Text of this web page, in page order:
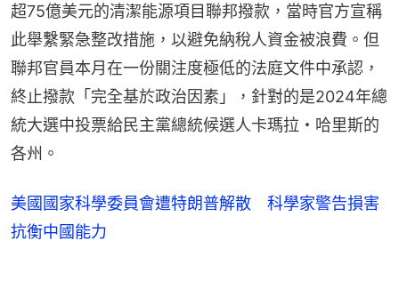
超75億美元的清潔能源項目聯邦撥款，當時官方宣稱
此舉繫緊急整改措施，以避免納稅人資金被浪費。但
聯邦官員本月在一份關注度極低的法庭文件中承認，
終止撥款「完全基於政治因素」，針對的是2024年總
統大選中投票給民主黨總統候選人卡瑪拉・哈里斯的
各州。
美國國家科學委員會遭特朗普解散 科學家警告損害
抗衡中國能力